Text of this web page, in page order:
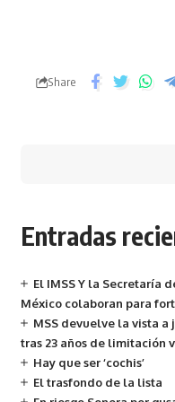
Share
Entradas
El IMSS Y la Secretaría
México colaboran para
MSS devuelve la vista
tras 23 años de limitación
Hay que ser ‘cochis’
El trasfondo de la lista